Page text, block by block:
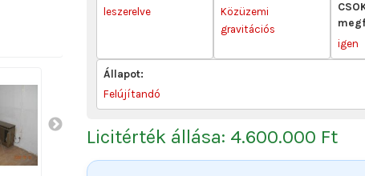
leszerelve
Közüzemi
gravitációs
igen
Állapot:
Felújítandó
Licitérték állása: 4.600.000 Ft